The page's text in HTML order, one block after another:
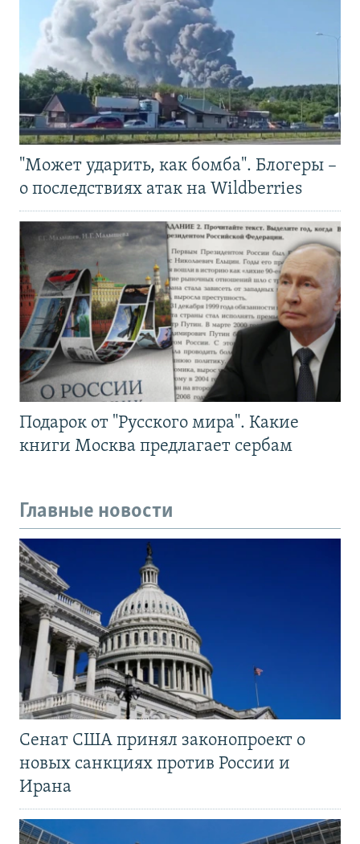
"Может ударить, как бомба". Блогеры –
о последствиях атак на Wildberries
Подарок от "Русского мира". Какие
книги Москва предлагает сербам
Главные новости
Сенат США принял законопроект о
новых санкциях против России и
Ирана